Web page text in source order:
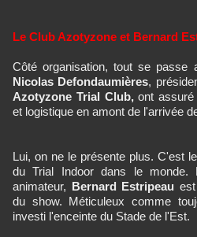
Le Club Azotyzone et Bernard
Côté organisation, tout se passe
Nicolas Defondaumières,
Azotyzone Trial Club,ont assuré
et logistique en amont de l'arrivée
Lui, on ne le présente plus. C'est
du Trial Indoor dans le monde.
animateur, Bernard Estripeau
du show. Méticuleux comme
investi l'enceinte du Stade de l'Est.